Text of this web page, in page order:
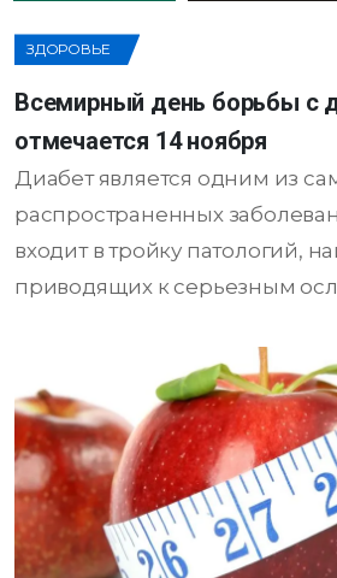
ЗДОРОВЬЕ
Всемирный день борьбы с
отмечается 14 ноября
Диабет является одним из
распространенных
входит в тройку патологий,
приводящих к серьезным